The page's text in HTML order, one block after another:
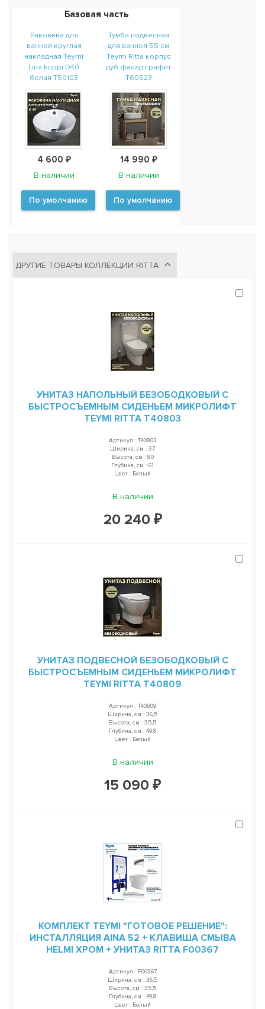
Базовая часть
Раковина для
ванной круглая
накладная Teymi
Lina kuppi D40
белая T50103
4 600 ₽
В наличии
По умолчанию
Тумба подвесная
для ванной 55 см
Teymi Ritta корпус
дуб фасад графит
T60523
14 990 ₽
В наличии
По умолчанию
ДРУГИЕ ТОВАРЫ КОЛЛЕКЦИИ RITTA
УНИТАЗ НАПОЛЬНЫЙ БЕЗОБОДКОВЫЙ С
БЫСТРОСЪЕМНЫМ СИДЕНЬЕМ МИКРОЛИФТ
TEYMI RITTA T40803
Артикул : T40803
Ширина, см : 37
Высота, см : 80
Глубина, см : 61
Цвет : Белый
В наличии
20 240 ₽
УНИТАЗ ПОДВЕСНОЙ БЕЗОБОДКОВЫЙ С
БЫСТРОСЪЕМНЫМ СИДЕНЬЕМ МИКРОЛИФТ
TEYMI RITTA T40809
Артикул : T40809
Ширина, см : 36,5
Высота, см : 35,5
Глубина, см : 49,8
Цвет : Белый
В наличии
15 090 ₽
КОМПЛЕКТ TEYMI "ГОТОВОЕ РЕШЕНИЕ":
ИНСТАЛЛЯЦИЯ AINA 52 + КЛАВИША СМЫВА
HELMI ХРОМ + УНИТАЗ RITTA F00367
Артикул : F00367
Ширина, см : 36,5
Высота, см : 35,5
Глубина, см : 49,8
Цвет : Белый